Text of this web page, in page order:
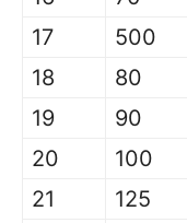
17
500
18
80
19
90
20
100
21
125